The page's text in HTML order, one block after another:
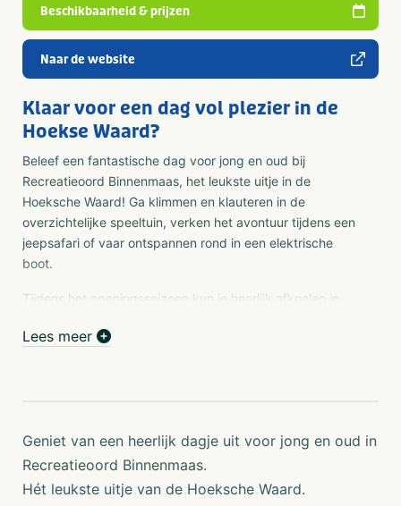
Beschikbaarheid & prijzen
Naar de website
Klaar voor een dag vol plezier in de
Hoekse Waard?
Beleef een fantastische dag voor jong en oud bij
Recreatieoord Binnenmaas, het leukste uitje in de
Hoeksche Waard! Ga klimmen en klauteren in de
overzichtelijke speeltuin, verken het avontuur tijdens een
jeepsafari of vaar ontspannen rond in een elektrische
boot.
Tijdens het openingsseizoen kun je heerlijk afkoelen in
een ruime ligweide. Liever actief op het water? Huur dan
Vier je feestje bij ons!
Van spelen en zwemmen tot knuffelen met de geitjes of
diverse arrangementen en maak er een onvergetelijke
Lees meer
Geniet van een heerlijk dagje uit voor jong en oud in
Recreatieoord Binnenmaas.
Hét leukste uitje van de Hoeksche Waard.